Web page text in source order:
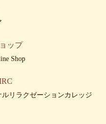
ップ
Shop
リラクゼーションカレッジ